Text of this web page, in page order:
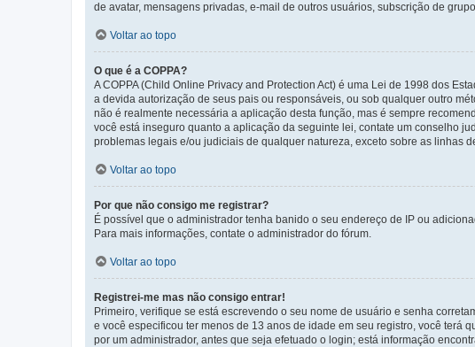
de avatar, mensagens privadas, e-mail de outros usuários, subscrição de
Voltar ao topo
O que é a COPPA?
A COPPA (Child Online Privacy and Protection Act) é uma Lei de 1998 dos
a devida autorização de seus pais ou responsáveis, ou sob qualquer outro
não é realmente necessária a aplicação desta função, mas é sempre
você está inseguro quanto a aplicação da seguinte lei, contate um conselho
problemas legais e/ou judiciais de qualquer natureza, exceto sobre as linhas
Voltar ao topo
Por que não consigo me registrar?
É possível que o administrador tenha banido o seu endereço de IP ou
Para mais informações, contate o administrador do fórum.
Voltar ao topo
Registrei-me mas não consigo entrar!
Primeiro, verifique se está escrevendo o seu nome de usuário e senha
e você especificou ter menos de 13 anos de idade em seu registro, você terá
por um administrador, antes que seja efetuado o login; está informação